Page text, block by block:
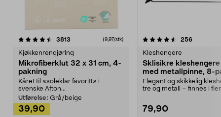
3813 anmeldelser(9,97/stk)
Kjøkkenrengjøring
Mikrofiberklut 32 x 31 cm, 4-
pakning
Kåret til «soleklar favoritt» i
svenske Afton...
Utførelse: Grå/beige
39,90
4.5av 5 stjerner 256
Kleshengere
Sklisikre
med metallpinne, 8-
Elegant og skikkelig
tre og metall – finnes i
79,90
4.5av 5 stjerner